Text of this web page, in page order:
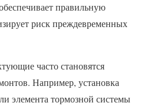
правильную
риск преждевременных
часто становятся
Например, установка
элемента тормозной системы